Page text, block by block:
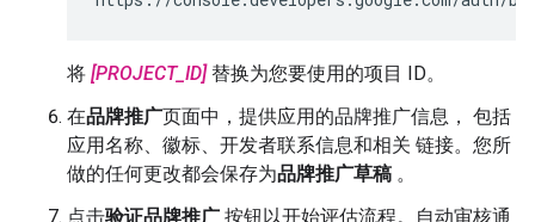
将 [PROJECT_ID]替换为您要使用的项目 ID。
在品牌推广页面中，提供应用的品牌推广信息， 包括
应用名称、徽标、开发者联系信息和相关 链接。您所
做的任何更改都会保存为品牌推广草稿 。
点击验证品牌推广 按钮以开始评估流程。自动审核通